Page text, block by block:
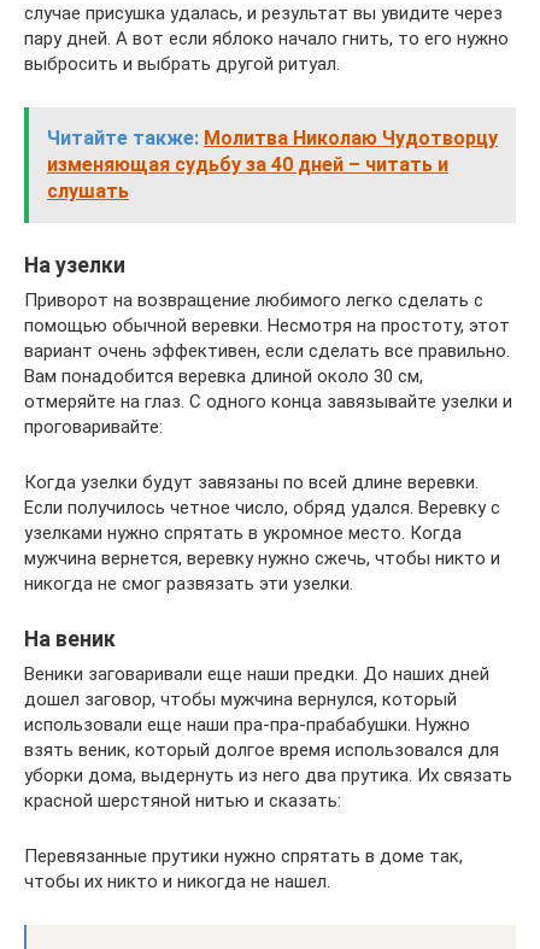
случае присушка удалась, и результат вы увидите через
пару дней. А вот если яблоко начало гнить, то его нужно
выбросить и выбрать другой ритуал.
Читайте также: Молитва Николаю Чудотворцу
изменяющая судьбу за 40 дней – читать и
слушать
На узелки
Приворот на возвращение любимого легко сделать с
помощью обычной веревки. Несмотря на простоту, этот
вариант очень эффективен, если сделать все правильно.
Вам понадобится веревка длиной около 30 см,
отмеряйте на глаз. С одного конца завязывайте узелки и
проговаривайте:
Когда узелки будут завязаны по всей длине веревки.
Если получилось четное число, обряд удался. Веревку с
узелками нужно спрятать в укромное место. Когда
мужчина вернется, веревку нужно сжечь, чтобы никто и
никогда не смог развязать эти узелки.
На веник
Веники заговаривали еще наши предки. До наших дней
дошел заговор, чтобы мужчина вернулся, который
использовали еще наши пра-пра-прабабушки. Нужно
взять веник, который долгое время использовался для
уборки дома, выдернуть из него два прутика. Их связать
красной шерстяной нитью и сказать:
Перевязанные прутики нужно спрятать в доме так,
чтобы их никто и никогда не нашел.